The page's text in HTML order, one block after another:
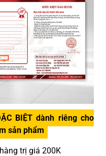
BIỆT dành riêng cho
sản phẩm
trị giá 200K